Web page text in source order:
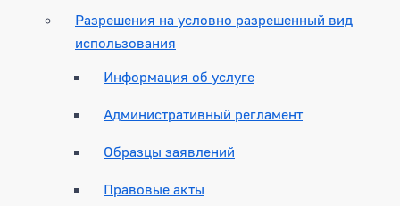
Разрешения на условно разрешенный вид
использования
Информация об услуге
Административный регламент
Образцы заявлений
Правовые акты